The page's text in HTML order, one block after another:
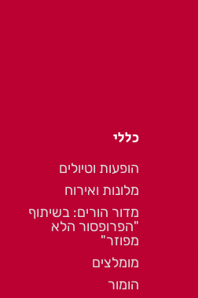
כללי
הופעות וטיולים
מלונות ואירוח
מדור הורים: בשיתוף
"הפרופסור הלא
מפוזר"
מומלצים
הומור